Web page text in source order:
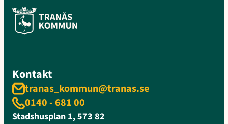
Kontakt
tranas_kommun@tranas.se
0140 - 681 00
Stadshusplan 1, 573 82